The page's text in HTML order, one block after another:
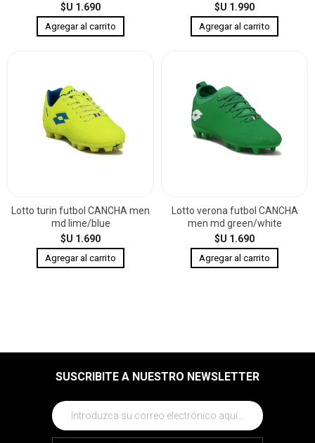
$U 1.690
$U 1.990
Lotto turin futbol CANCHA men
md lime/blue
$U 1.690
Lotto verona futbol CANCHA
men md green/white
$U 1.690
SUSCRIBITE A NUESTRO NEWSLETTER